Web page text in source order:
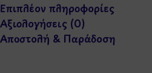
Επιπλέον πληροφορίες
Αξιολογήσεις (0)
Αποστολή & Παράδοση